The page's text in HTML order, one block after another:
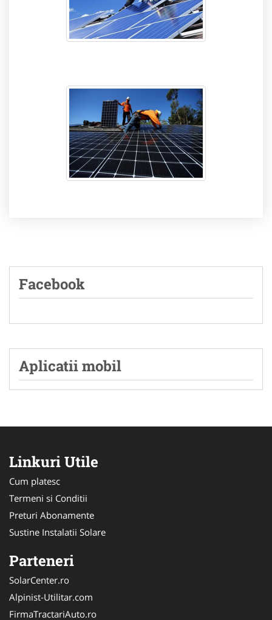
Facebook
Aplicatii mobil
Linkuri Utile
Cum platesc
Termeni si Conditii
Preturi Abonamente
Sustine Instalatii Solare
Parteneri
SolarCenter.ro
Alpinist-Utilitar.com
FirmaTractariAuto.ro